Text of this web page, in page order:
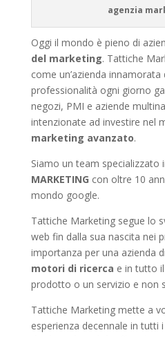
agenzia
Oggi il mondo è pieno di
del marketing. Tattiche
come un’azienda
professionalità ogni giorno
negozi, PMI e aziende
intenzionate ad investire nel
marketing avanzato.
Siamo un team specializzato
MARKETING con oltre 10
mondo google.
Tattiche Marketing segue lo
web fin dalla sua nascita nei
importanza per una azienda
motori di ricerca e in tutto
prodotto o un servizio e non
Tattiche Marketing mette a
esperienza decennale in tutti